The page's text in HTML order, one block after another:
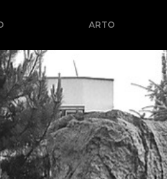
ARTO